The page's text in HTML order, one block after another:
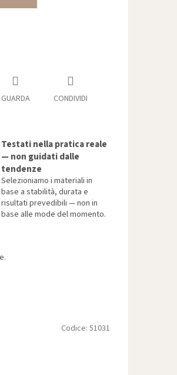
GUARDA CONDIVIDI
Testati nella pratica reale
— non guidati dalle
tendenze
Selezioniamo i materiali in
base a stabilità, durata e
risultati prevedibili — non in
base alle mode del momento.
Codice: 51031